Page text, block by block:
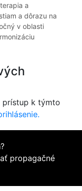
a
a dôrazu na
v oblasti
prístup k týmto
?
propagačné